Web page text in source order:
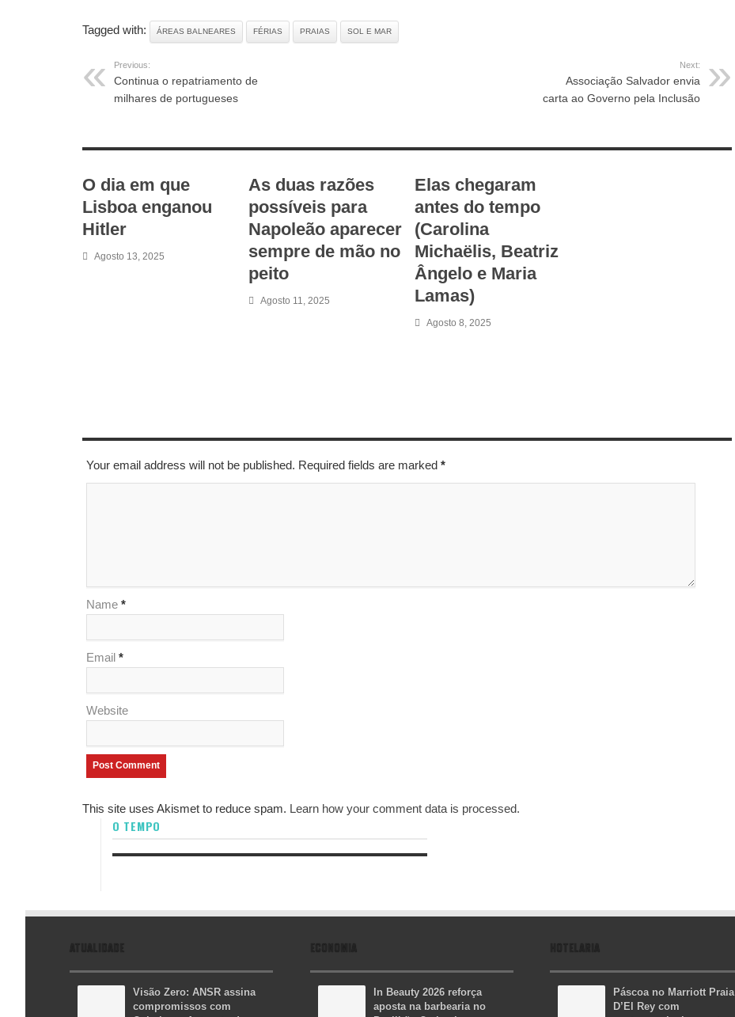
Tagged with: ÁREAS BALNEARES FÉRIAS PRAIAS SOL E MAR
Previous:
Continua o repatriamento de
milhares de portugueses
Next:
Associação Salvador envia
carta ao Governo pela Inclusão
O dia em que
Lisboa enganou
Hitler
Agosto 13, 2025
As duas razões
possíveis para
Napoleão aparecer
sempre de mão no
peito
Agosto 11, 2025
Elas chegaram
antes do tempo
(Carolina
Michaëlis, Beatriz
Ângelo e Maria
Lamas)
Agosto 8, 2025
Your email address will not be published. Required fields are marked *
Name *
Email *
Website
This site uses Akismet to reduce spam. Learn how your comment data is processed.
O TEMPO
ATUALIDADE
Visão Zero: ANSR assina
compromissos com
ECONOMIA
In Beauty 2026 reforça
aposta na barbearia no
HOTELARIA
Páscoa no Marriott Praia
D’El Rey com